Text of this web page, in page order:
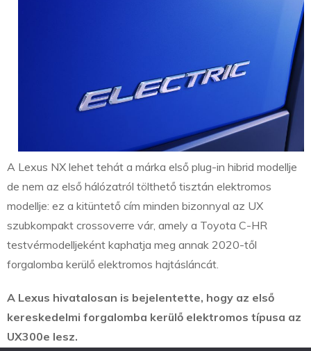
A Lexus NX lehet tehát a márka első plug-in hibrid modellje
de nem az első hálózatról tölthető tisztán elektromos
modellje: ez a kitüntető cím minden bizonnyal az UX
szubkompakt crossoverre vár, amely a Toyota C-HR
testvérmodelljeként kaphatja meg annak 2020-től
forgalomba kerülő elektromos hajtásláncát.
A Lexus hivatalosan is bejelentette, hogy az első
kereskedelmi forgalomba kerülő elektromos típusa az
UX300e lesz.